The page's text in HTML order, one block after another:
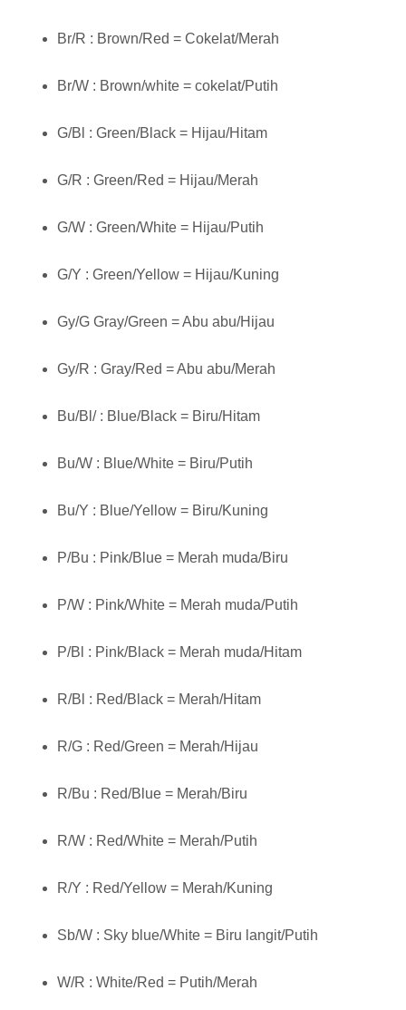
Br/R : Brown/Red = Cokelat/Merah
Br/W : Brown/white = cokelat/Putih
G/Bl : Green/Black = Hijau/Hitam
G/R : Green/Red = Hijau/Merah
G/W : Green/White = Hijau/Putih
G/Y : Green/Yellow = Hijau/Kuning
Gy/G Gray/Green = Abu abu/Hijau
Gy/R : Gray/Red = Abu abu/Merah
Bu/Bl/ : Blue/Black = Biru/Hitam
Bu/W : Blue/White = Biru/Putih
Bu/Y : Blue/Yellow = Biru/Kuning
P/Bu : Pink/Blue = Merah muda/Biru
P/W : Pink/White = Merah muda/Putih
P/Bl : Pink/Black = Merah muda/Hitam
R/Bl : Red/Black = Merah/Hitam
R/G : Red/Green = Merah/Hijau
R/Bu : Red/Blue = Merah/Biru
R/W : Red/White = Merah/Putih
R/Y : Red/Yellow = Merah/Kuning
Sb/W : Sky blue/White = Biru langit/Putih
W/R : White/Red = Putih/Merah